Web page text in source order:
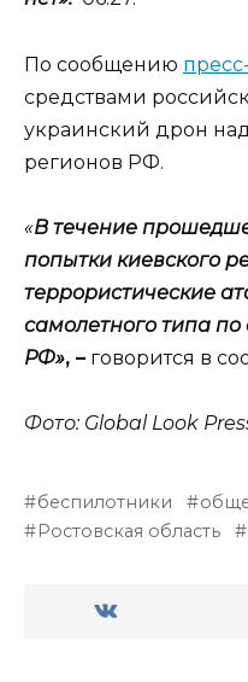
По сообщению
средствами
украинский дрон
регионов РФ.
«В течение
попытки киевского
террористические
самолетного типа
РФ», – говорится в
Фото: Global Look
беспилотники
Ростовская область